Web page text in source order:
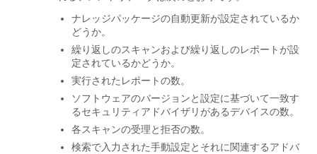
ナレッジパッケージの自動更新が設定されているか
どうか。
繰り返しのスキャンおよび繰り返しのレポートが設
定されているかどうか。
実行されたレポートの数。
ソフトウェアのバージョンと設定に基づいて一致す
るセキュリティアドバイザリがあるデバイスの数。
各スキャンの受理と拒否の数。
検索で入力された手動設定とそれに関連するアドバ